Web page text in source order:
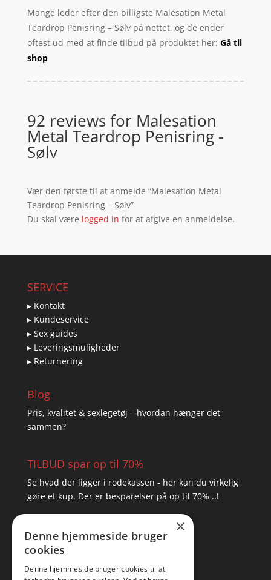
Mange leder efter den billigste Malesation Metal
Teardrop Penisring – Sølv på nettet, og de ender
oftest ud med at finde tilbud på produktet her: Gå til
shop
92 reviews for Malesation
Metal Teardrop Penisring -
Sølv
Vær den første til at anmelde “Malesation Metal
Teardrop Penisring – Sølv”
Du skal være logged in for at afgive en anmeldelse.
SERVICE
▸ Kontakt
▸ Kundeservice
▸ Sex guides
▸ Leveringsmuligheder
▸ Returnering
Blog
Pris, kvalitet & sexlegetøj – hvordan hænger det
sammen?
TILBUD spar op til 70%
Se hvad der ligger i rodekassen - her kan du virkelig
gøre et kup. Der er besparelser på op til 70% ..!
×
Denne hjemmeside bruger
cookies
Denne hjemmeside bruger cookies til at